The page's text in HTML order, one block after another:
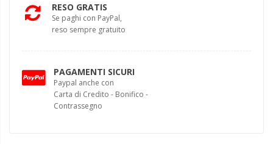
RESO GRATIS
Se paghi con PayPal,
reso sempre gratuito
PAGAMENTI SICURI
Paypal anche con
Carta di Credito - Bonifico -
Contrassegno